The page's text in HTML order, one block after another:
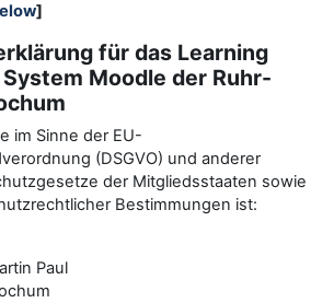
]
für das Learning
Moodle der Ruhr-
im Sinne der EU-
(DSGVO) und anderer
der Mitgliedsstaaten sowie
Bestimmungen ist:
Paul